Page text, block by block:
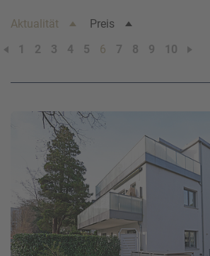
Bitte beachten Sie unsere Hinweise
Ich habe die Datenschutzhinweise
Aktualität
Preis
1
2 3 4 5 6 7 8 9 10